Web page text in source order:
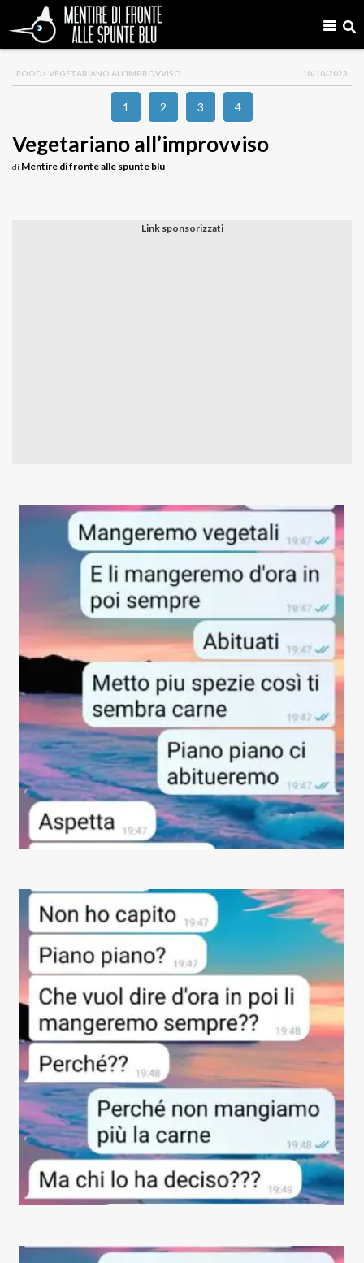
FOOD> VEGETARIANO ALL’IMPROVVISO 10/10/2023
1 2 3 4
Vegetariano all’improvviso
di Mentire di fronte alle spunte blu